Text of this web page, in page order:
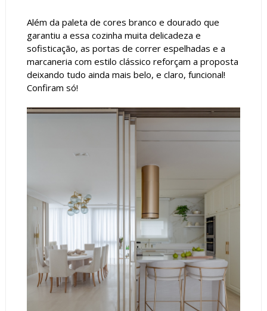
Além da paleta de cores branco e dourado que
garantiu a essa cozinha muita delicadeza e
sofisticação, as portas de correr espelhadas e a
marcaneria com estilo clássico reforçam a proposta
deixando tudo ainda mais belo, e claro, funcional!
Confiram só!